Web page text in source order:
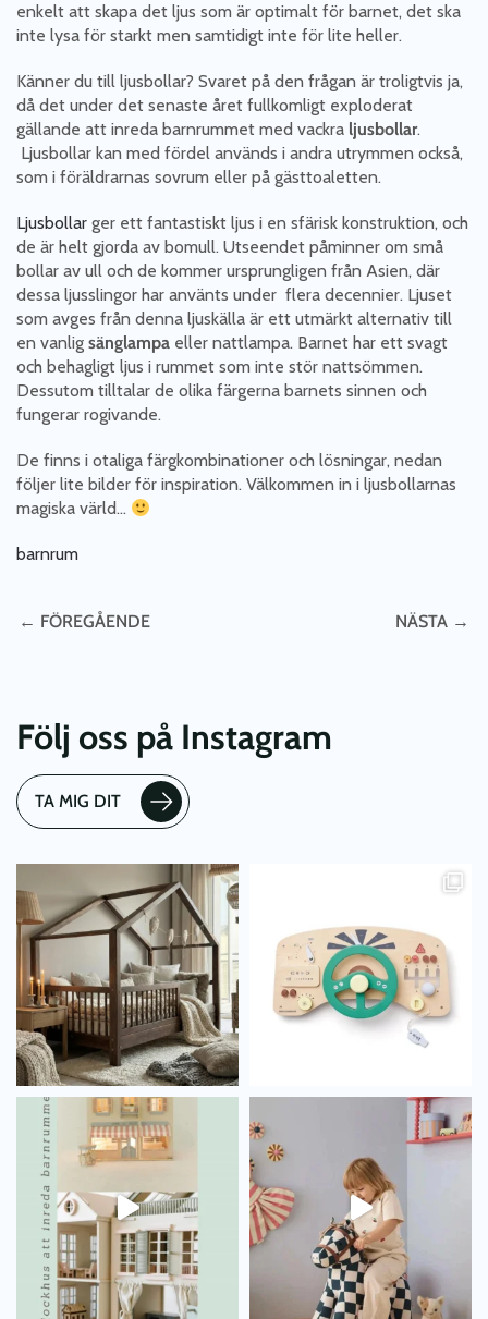
enkelt att skapa det ljus som är optimalt för barnet, det ska
inte lysa för starkt men samtidigt inte för lite heller.
Känner du till ljusbollar? Svaret på den frågan är troligtvis ja,
då det under det senaste året fullkomligt exploderat
gällande att inreda barnrummet med vackra ljusbollar.
Ljusbollar kan med fördel används i andra utrymmen också,
som i föräldrarnas sovrum eller på gästtoaletten.
Ljusbollar ger ett fantastiskt ljus i en sfärisk konstruktion, och
de är helt gjorda av bomull. Utseendet påminner om små
bollar av ull och de kommer ursprungligen från Asien, där
dessa ljusslingor har använts under flera decennier. Ljuset
som avges från denna ljuskälla är ett utmärkt alternativ till
en vanlig sänglampa eller nattlampa. Barnet har ett svagt
och behagligt ljus i rummet som inte stör nattsömmen.
Dessutom tilltalar de olika färgerna barnets sinnen och
fungerar rogivande.
De finns i otaliga färgkombinationer och lösningar, nedan
följer lite bilder för inspiration. Välkommen in i ljusbollarnas
magiska värld…
barnrum
← FÖREGÅENDE NÄSTA →
Följ oss på Instagram
TA MIG DIT